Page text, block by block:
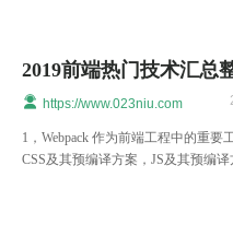
2019前端热门技术汇总
https://www.023niu.com
1，Webpack 作为前端工程中的重要
CSS及其预编译方案，JS及其预编